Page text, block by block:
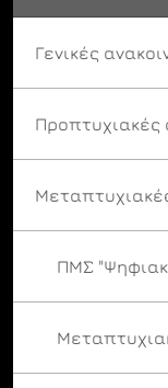
Γενικές
Προπτυχιακές
ΠΜΣ